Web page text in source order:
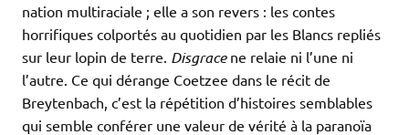
nation multiraciale ; elle a son revers : les contes
horrifiques colportés au quotidien par les Blancs repliés
sur leur lopin de terre. Disgracene relaie ni l’une ni
l’autre. Ce qui dérange Coetzee dans le récit de
Breytenbach, c’est la répétition d’histoires semblables
qui semble conférer une valeur de vérité à la paranoïa